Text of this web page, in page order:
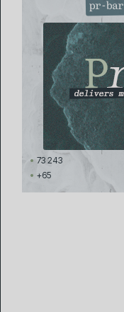
pr-bar
73 243
+65